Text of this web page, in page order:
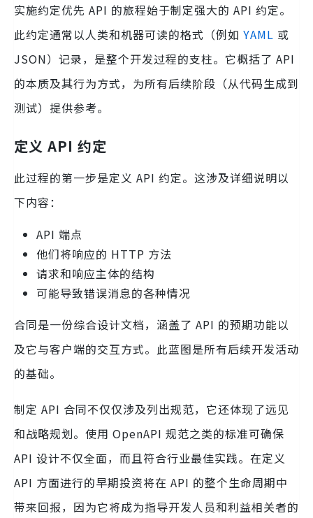
实施约定优先 API 的旅程始于制定强大的 API 约定。
此约定通常以人类和机器可读的格式（例如 YAML 或
JSON）记录，是整个开发过程的支柱。它概括了 API
的本质及其行为方式，为所有后续阶段（从代码生成到
测试）提供参考。
定义 API 约定
此过程的第一步是定义 API 约定。这涉及详细说明以
下内容：
API 端点
他们将响应的 HTTP 方法
请求和响应主体的结构
可能导致错误消息的各种情况
合同是一份综合设计文档，涵盖了 API 的预期功能以
及它与客户端的交互方式。此蓝图是所有后续开发活动
的基础。
制定 API 合同不仅仅涉及列出规范，它还体现了远见
和战略规划。使用 OpenAPI 规范之类的标准可确保
API 设计不仅全面，而且符合行业最佳实践。在定义
API 方面进行的早期投资将在 API 的整个生命周期中
带来回报，因为它将成为指导开发人员和利益相关者的